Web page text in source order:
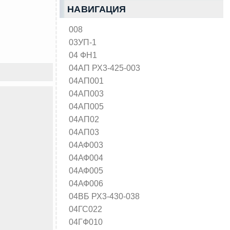
НАВИГАЦИЯ
008
03УП-1
04 ФН1
04АП РХ3-425-003
04АП001
04АП003
04АП005
04АП02
04АП03
04АФ003
04АФ004
04АФ005
04АФ006
04ВБ РХ3-430-038
04ГС022
04ГФ010